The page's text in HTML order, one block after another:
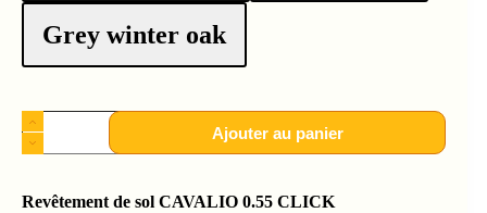
Grey winter oak
Ajouter au panier
Revêtement de sol CAVALIO 0.55 CLICK